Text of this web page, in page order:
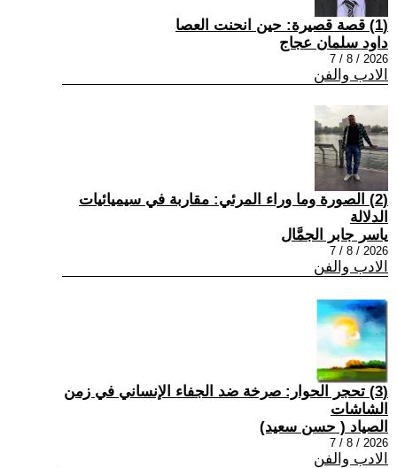
(1) قصة قصيرة: حين انحنت العصا
داود سلمان عجاج
2026 / 8 / 7
الادب والفن
(2) الصورة وما وراء المرئي: مقاربة في سيميائيات
الدلالة
ياسر جابر الجمَّال
2026 / 8 / 7
الادب والفن
(3) تحجر الحوار: صرخة ضد الجفاء الإنساني في زمن
الشاشات
الصياد ‏( حسن سعيد‏)
2026 / 8 / 7
الادب والفن